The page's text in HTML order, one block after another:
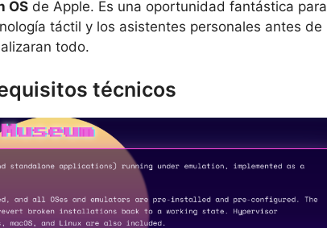
OS de Apple. Es una oportunidad fantástica para
táctil y los asistentes personales antes de
todo.
técnicos